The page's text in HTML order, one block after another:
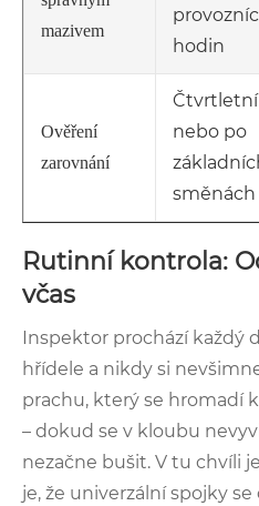
mazivem
hodin
Ověření
zarovnání
Čtvrtletní
nebo po
směnách
Rutinní kontrola:
včas
Inspektor prochází každý
hřídele a nikdy si
prachu, který se hromadí
– dokud se v kloubu
nezačne bušit. V tu chvíli
je, že univerzální spojky